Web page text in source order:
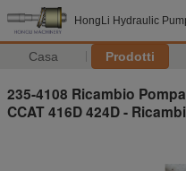
HongLi Hydraulic
Casa Prodotti
235-4108 Ricambio
CCAT 416D 424D -